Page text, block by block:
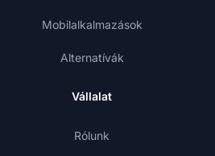
Mobilalkalmazások
Alternatívák
Vállalat
Rólunk